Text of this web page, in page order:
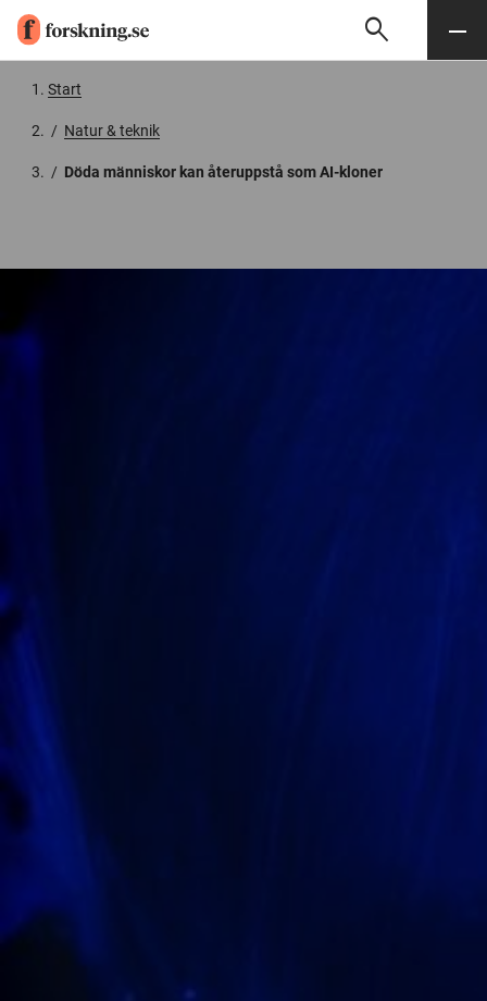
Söksearch Meny
Start
/ Natur & teknik
/ Döda människor kan återuppstå som AI-kloner